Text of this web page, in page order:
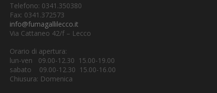
Telefono: 0341.350380
Fax: 0341.372573
info@fumagallilecco.it
Via Cattaneo 42/f – Lecco
Orario di apertura:
lun-ven 09.00-12.30 15.00-19.00
sabato 09.00-12.30 15.00-16.00
Chiusura: Domenica